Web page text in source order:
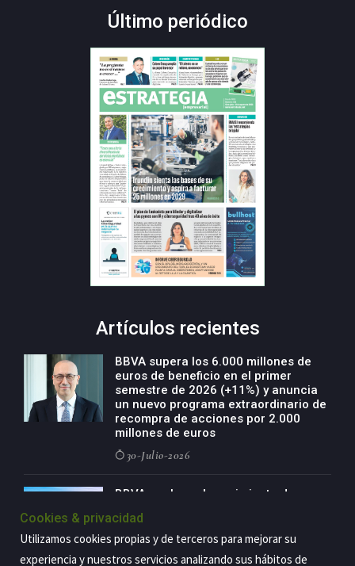
Último periódico
Artículos recientes
BBVA supera los 6.000 millones de
euros de beneficio en el primer
semestre de 2026 (+11%) y anuncia
un nuevo programa extraordinario de
recompra de acciones por 2.000
millones de euros
30-Julio-2026
BBVA acelera el crecimiento de su
de especialización presente en siete
países
29-Julio-2026
Cookies & privacidad
Utilizamos cookies propias y de terceros para mejorar su
experiencia y nuestros servicios analizando sus hábitos de